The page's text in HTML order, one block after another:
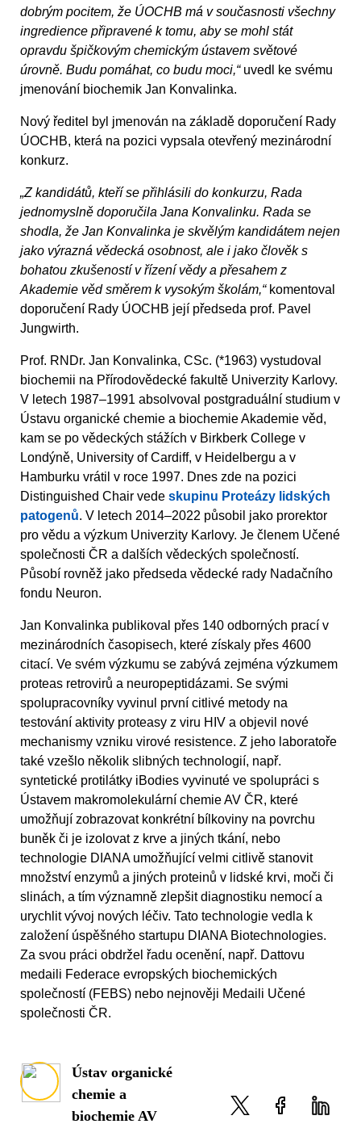
dobrým pocitem, že ÚOCHB má v současnosti všechny
ingredience připravené k tomu, aby se mohl stát
opravdu špičkovým chemickým ústavem světové
úrovně. Budu pomáhat, co budu moci,“uvedl ke svému
jmenování biochemik Jan Konvalinka.
Nový ředitel byl jmenován na základě doporučení Rady
ÚOCHB, která na pozici vypsala otevřený mezinárodní
konkurz.
„Z kandidátů, kteří se přihlásili do konkurzu, Rada
jednomyslně doporučila Jana Konvalinku. Rada se
shodla, že Jan Konvalinka je skvělým kandidátem nejen
jako výrazná vědecká osobnost, ale i jako člověk s
bohatou zkušeností v řízení vědy a přesahem z
Akademie věd směrem k vysokým školám,“komentoval
doporučení Rady ÚOCHB její předseda prof. Pavel
Jungwirth.
Prof. RNDr. Jan Konvalinka, CSc. (*1963) vystudoval
biochemii na Přírodovědecké fakultě Univerzity Karlovy.
V letech 1987–1991 absolvoval postgraduální studium v
Ústavu organické chemie a biochemie Akademie věd,
kam se po vědeckých stážích v Birkberk College v
Londýně, University of Cardiff, v Heidelbergu a v
Hamburku vrátil v roce 1997. Dnes zde na pozici
Distinguished Chair vede skupinu Proteázy lidských
patogenů. V letech 2014–2022 působil jako prorektor
pro vědu a výzkum Univerzity Karlovy. Je členem Učené
společnosti ČR a dalších vědeckých společností.
Působí rovněž jako předseda vědecké rady Nadačního
fondu Neuron.
Jan Konvalinka publikoval přes 140 odborných prací v
mezinárodních časopisech, které získaly přes 4600
citací. Ve svém výzkumu se zabývá zejména výzkumem
proteas retrovirů a neuropeptidázami. Se svými
spolupracovníky vyvinul první citlivé metody na
testování aktivity proteasy z viru HIV a objevil nové
mechanismy vzniku virové resistence. Z jeho laboratoře
také vzešlo několik slibných technologií, např.
syntetické protilátky iBodies vyvinuté ve spolupráci s
Ústavem makromolekulární chemie AV ČR, které
umožňují zobrazovat konkrétní bílkoviny na povrchu
buněk či je izolovat z krve a jiných tkání, nebo
technologie DIANA umožňující velmi citlivě stanovit
množství enzymů a jiných proteinů v lidské krvi, moči či
slinách, a tím významně zlepšit diagnostiku nemocí a
urychlit vývoj nových léčiv. Tato technologie vedla k
založení úspěšného startupu DIANA Biotechnologies.
Za svou práci obdržel řadu ocenění, např. Dattovu
medaili Federace evropských biochemických
společností (FEBS) nebo nejnověji Medaili Učené
společnosti ČR.
Ústav organické
chemie a
biochemie AV